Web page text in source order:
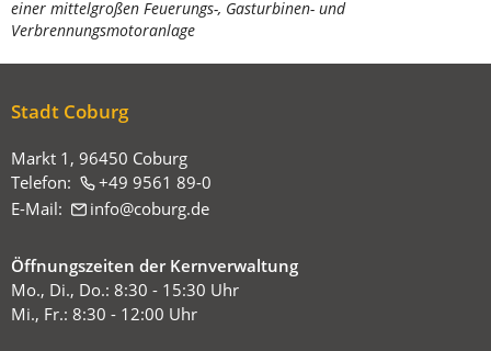
sich
hier:
einer mittelgroßen Feuerungs-, Gasturbinen- und
Verbrennungsmotoranlage
Stadt Coburg
Markt 1, 96450 Coburg
Telefon:
+49 9561 89-0
E-Mail:
info coburg de
Öffnungszeiten der Kernverwaltung
Mo., Di., Do.: 8:30 - 15:30 Uhr
Mi., Fr.: 8:30 - 12:00 Uhr